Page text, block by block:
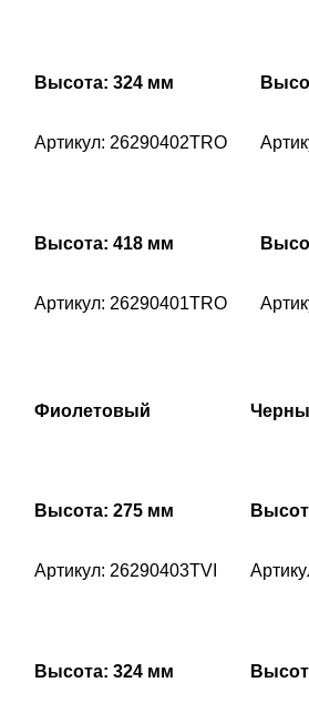
Высота: 324 мм
Артикул: 26290402TRO
Высота: 418 мм
Артикул: 26290401TRO
Фиолетовый
Высота: 275 мм
Артикул: 26290403TVI
Высота: 324 мм